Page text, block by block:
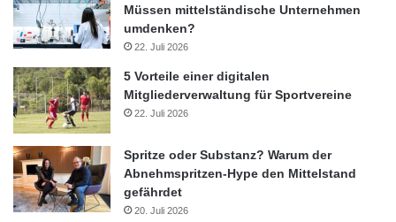
Müssen mittelständische Unternehmen
umdenken?
22. Juli 2026
5 Vorteile einer digitalen
Mitgliederverwaltung für Sportvereine
22. Juli 2026
Spritze oder Substanz? Warum der
Abnehmspritzen-Hype den Mittelstand
gefährdet
20. Juli 2026